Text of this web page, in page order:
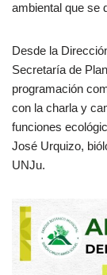
ambiental que se
Desde la
Secretaría de
programación
con la charla y
funciones
José Urquizo,
UNJu.